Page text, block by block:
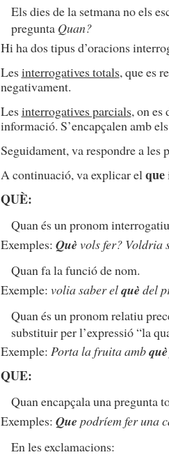
Els dies de la setmana no els
pregunta Quan?
Hi ha dos tipus d’oracions
Lesinterrogatives totals, que es
negativament.
Lesinterrogatives parcials, on es
informació. S’encapçalen amb
Seguidament, va respondre a les
A continuació, va explicar elque
QUÈ:
Quan és un pronom
Exemples: Què vols fer? Voldria
Quan fa la funció de nom.
Exemple: volia saber elquè del
Quan és un pronom relatiu
substituir per l’expressió “la
Exemple: Porta la fruita ambquè
QUE:
Quan encapçala una pregunta
Exemples: Que podríem fer una
En les exclamacions: